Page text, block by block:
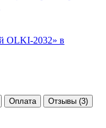
Оплата
Отзывы (3)